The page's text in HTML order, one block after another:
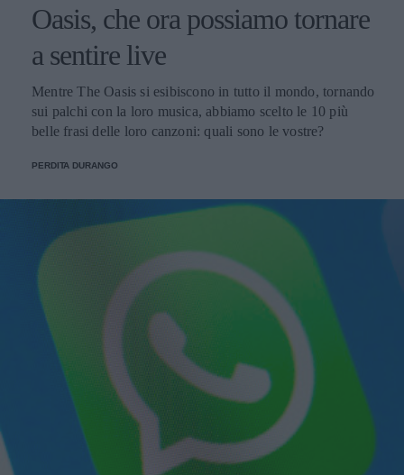
Oasis, che ora possiamo tornare
a sentire live
Mentre The Oasis si esibiscono in tutto il mondo, tornando
sui palchi con la loro musica, abbiamo scelto le 10 più
belle frasi delle loro canzoni: quali sono le vostre?
PERDITA DURANGO